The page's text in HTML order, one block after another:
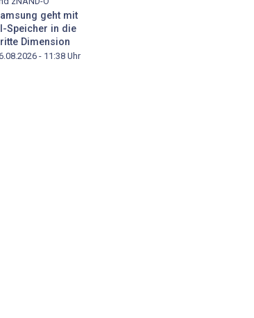
geht mit
Speicher in die
Dimension
- 11:38 Uhr